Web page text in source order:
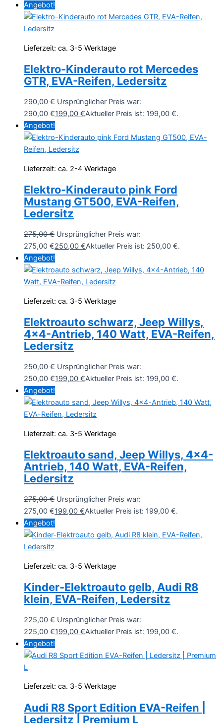
Angebot!
Lieferzeit: ca. 3-5 Werktage
Elektro-Kinderauto rot Mercedes
GTR, EVA-Reifen, Ledersitz
290,00€ Ursprünglicher Preis war:
290,00 €199,00 €Aktueller Preis ist: 199,00 €.
Angebot!
Lieferzeit: ca. 2-4 Werktage
Elektro-Kinderauto pink Ford
Mustang GT500, EVA-Reifen,
Ledersitz
275,00€ Ursprünglicher Preis war:
275,00 €250,00 €Aktueller Preis ist: 250,00 €.
Angebot!
Lieferzeit: ca. 3-5 Werktage
Elektroauto schwarz, Jeep Willys,
4×4-Antrieb, 140 Watt, EVA-Reifen,
Ledersitz
250,00€ Ursprünglicher Preis war:
250,00 €199,00 €Aktueller Preis ist: 199,00 €.
Angebot!
Lieferzeit: ca. 3-5 Werktage
Elektroauto sand, Jeep Willys, 4×4-
Antrieb, 140 Watt, EVA-Reifen,
Ledersitz
275,00€ Ursprünglicher Preis war:
275,00 €199,00 €Aktueller Preis ist: 199,00 €.
Angebot!
Lieferzeit: ca. 3-5 Werktage
Kinder-Elektroauto gelb, Audi R8
klein, EVA-Reifen, Ledersitz
225,00€ Ursprünglicher Preis war:
225,00 €199,00 €Aktueller Preis ist: 199,00 €.
Angebot!
Lieferzeit: ca. 3-5 Werktage
Audi R8 Sport Edition EVA-Reifen |
Ledersitz | Premium L